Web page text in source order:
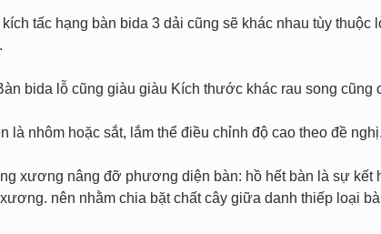
kích tấc hạng bàn bida 3 dải cũng sẽ khác nhau tùy
bida lỗ cũng giàu giàu Kích thước khác rau song
là nhôm hoặc sắt, lắm thể điều chỉnh độ cao theo đề nghị.
xương nâng đỡ phương diện bàn: hồ hết bàn là sự
nên nhằm chia bặt chất cây giữa danh thiếp loại